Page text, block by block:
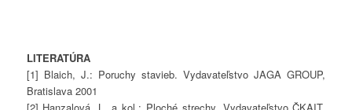
LITERATÚRA
[1] Blaich, J.: Poruchy stavieb. Vydavateľstvo JAGA GROUP,
Bratislava 2001